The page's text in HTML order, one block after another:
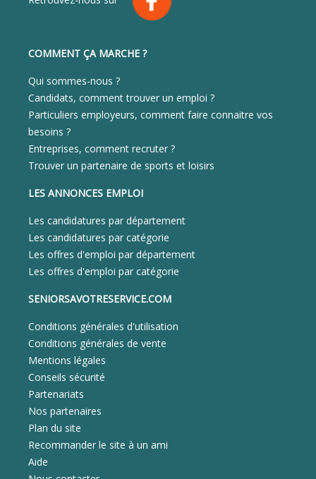
COMMENT ÇA MARCHE ?
Qui sommes-nous ?
Candidats, comment trouver un emploi ?
Particuliers employeurs, comment faire connaitre vos
besoins ?
Entreprises, comment recruter ?
Trouver un partenaire de sports et loisirs
LES ANNONCES EMPLOI
Les candidatures par département
Les candidatures par catégorie
Les offres d'emploi par département
Les offres d'emploi par catégorie
SENIORSAVOTRESERVICE.COM
Conditions générales d'utilisation
Conditions générales de vente
Mentions légales
Conseils sécurité
Partenariats
Nos partenaires
Plan du site
Recommander le site à un ami
Aide